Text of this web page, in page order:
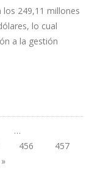
los 249,11 millones
lo cual
a la gestión
…
456
457